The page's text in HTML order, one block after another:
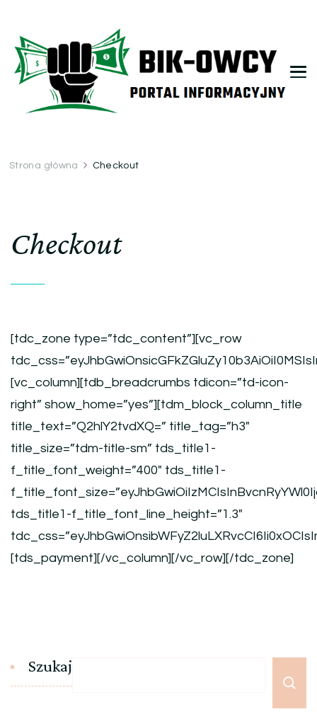
Strona główna Checkout
Checkout
[tdc_zone type=”tdc_content”][vc_row
[vc_column][tdb_breadcrumbs tdicon=”td-icon-
right” show_home=”yes”][tdm_block_column_title
title_text=”Q2hlY2tvdXQ=” title_tag=”h3″
title_size=”tdm-title-sm” tds_title1-
f_title_font_weight=”400″ tds_title1-
tds_title1-f_title_font_line_height=”1.3″
[tds_payment][/vc_column][/vc_row][/tdc_zone]
Szukaj